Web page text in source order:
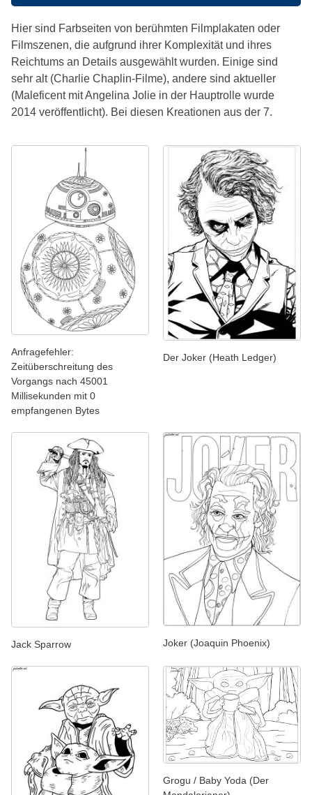
Hier sind Farbseiten von berühmten Filmplakaten oder
Filmszenen, die aufgrund ihrer Komplexität und ihres
Reichtums an Details ausgewählt wurden. Einige sind
sehr alt (Charlie Chaplin-Filme), andere sind aktueller
(Maleficent mit Angelina Jolie in der Hauptrolle wurde
2014 veröffentlicht). Bei diesen Kreationen aus der 7.
Anfragefehler:
Zeitüberschreitung des
Vorgangs nach 45001
Millisekunden mit 0
empfangenen Bytes
Der Joker (Heath Ledger)
Jack Sparrow Joker (Joaquin Phoenix)
Grogu / Baby Yoda (Der